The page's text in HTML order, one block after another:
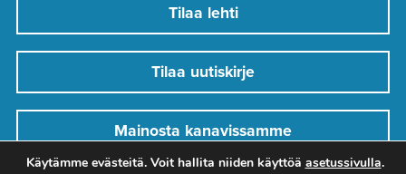
Tilaa lehti
Tilaa uutiskirje
Mainosta kanavissamme
Käytämme evästeitä. Voit hallita niiden käyttöä asetussivulla.